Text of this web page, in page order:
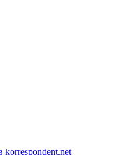
korrespondent.net